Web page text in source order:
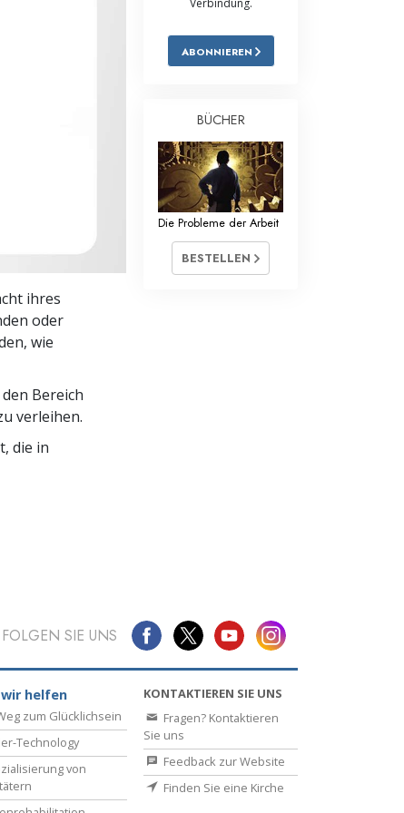
Antworten auf das Drogenproblem
Ethik und die Zustände
Die Ursache von Unterdrückung
Grundlagen des Organisierens
ihres
oder
wie
Bereich
verleihen.
die in
Verbindung.
ABONNIEREN
BÜCHER
Die Probleme der Arbeit
BESTELLEN
FOLGEN SIE UNS
helfen
zum Glücklichsein
Technology
von
KONTAKTIEREN SIE UNS
Fragen? Kontaktieren
Sie uns
Feedback zur Website
Finden Sie eine Kirche